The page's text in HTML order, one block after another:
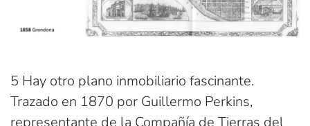
5 Hay otro plano inmobiliario fascinante.
Trazado en 1870 por Guillermo Perkins,